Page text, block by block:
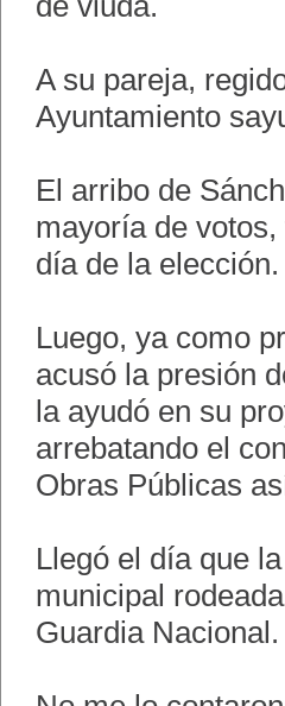
A su pareja,
Ayuntamiento
El arribo de
mayoría de
día de la elección.
Luego, ya como
acusó la presión
la ayudó en su
arrebatando el
Obras Públicas
Llegó el día que
municipal
Guardia Nacional.